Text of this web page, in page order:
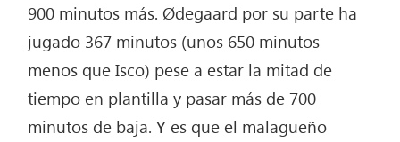
900 minutos más. Ødegaard por su parte ha
jugado 367 minutos (unos 650 minutos
menos que Isco) pese a estar la mitad de
tiempo en plantilla y pasar más de 700
minutos de baja. Y es que el malagueño